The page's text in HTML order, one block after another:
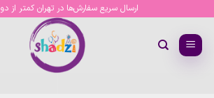
content
ارسال سریع سفارش‌ها در تهران کمتر از